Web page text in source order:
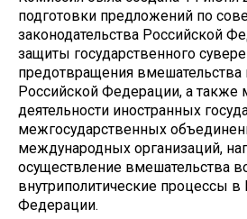
подготовки предложений по
законодательства Российской
защиты государственного
предотвращения вмешательства
Российской Федерации, а также
деятельности иностранных
межгосударственных
международных организаций,
осуществление вмешательства
внутриполитические процессы в
Федерации.